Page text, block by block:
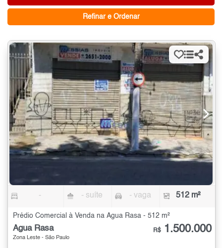
Refinar e Ordenar
- - suíte - vaga 512 m²
Prédio Comercial à Venda na Água Rasa - 512 m²
Água Rasa
Zona Leste - São Paulo
R$ 1.500.000